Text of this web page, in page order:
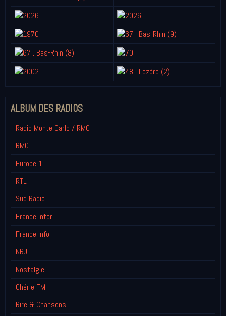
ALBUM DES RADIOS
Radio Monte Carlo / RMC
RMC
Europe 1
RTL
Sud Radio
France Inter
France Info
NRJ
Nostalgie
Chérie FM
Rire & Chansons